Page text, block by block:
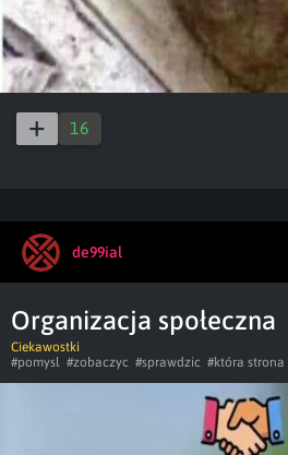
16
de99ial
Organizacja społeczna
Ciekawostki
#pomysl #zobaczyc #sprawdzic #która strona